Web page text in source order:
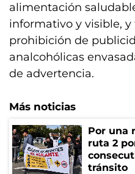
alimentación
informativo y visible,
prohibición de
analcohólicas
de advertencia.
Más noticias
Por una
ruta 2
tránsito